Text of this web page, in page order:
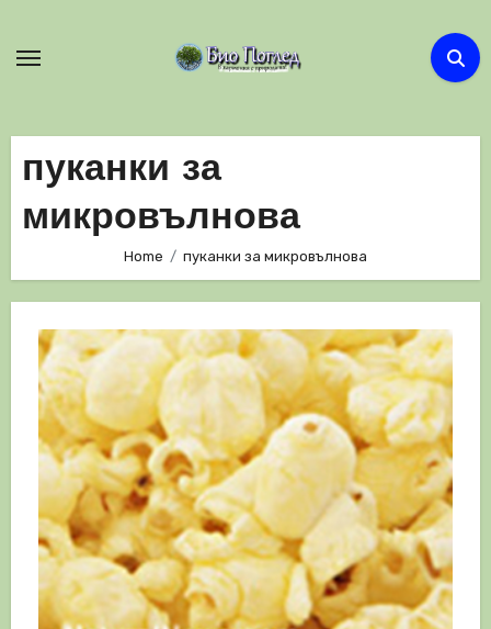
пуканки за
микровълнова
Home пуканки за микровълнова